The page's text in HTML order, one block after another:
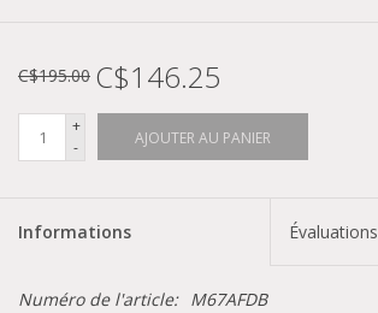
C$195.00 C$146.25
+
-
AJOUTER AU PANIER
Informations Évaluations
Numéro de l'article: M67AFDB